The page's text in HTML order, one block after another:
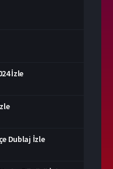
İzle
Dublaj İzle